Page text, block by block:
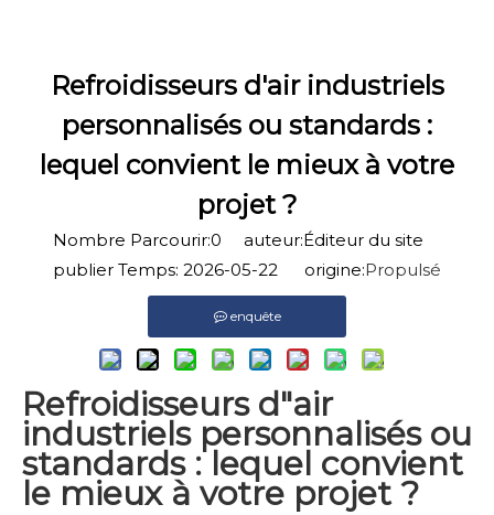
Refroidisseurs d'air industriels
personnalisés ou standards :
lequel convient le mieux à votre
projet ?
Nombre Parcourir:0 auteur:Éditeur du site
publier Temps: 2026-05-22 origine:Propulsé
enquête
Refroidisseurs d"air
industriels personnalisés ou
standards : lequel convient
le mieux à votre projet ?